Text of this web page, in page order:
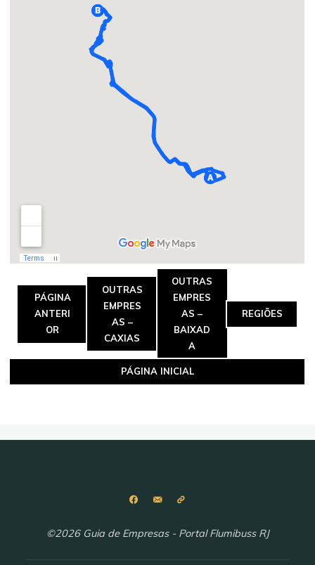
PÁGINA
ANTERI
OR
OUTRAS
EMPRES
AS –
CAXIAS
OUTRAS
EMPRES
AS –
BAIXAD
A
REGIÕES
PÁGINA INICIAL
©2026 Guia de Empresas - Portal Flumibuss RJ